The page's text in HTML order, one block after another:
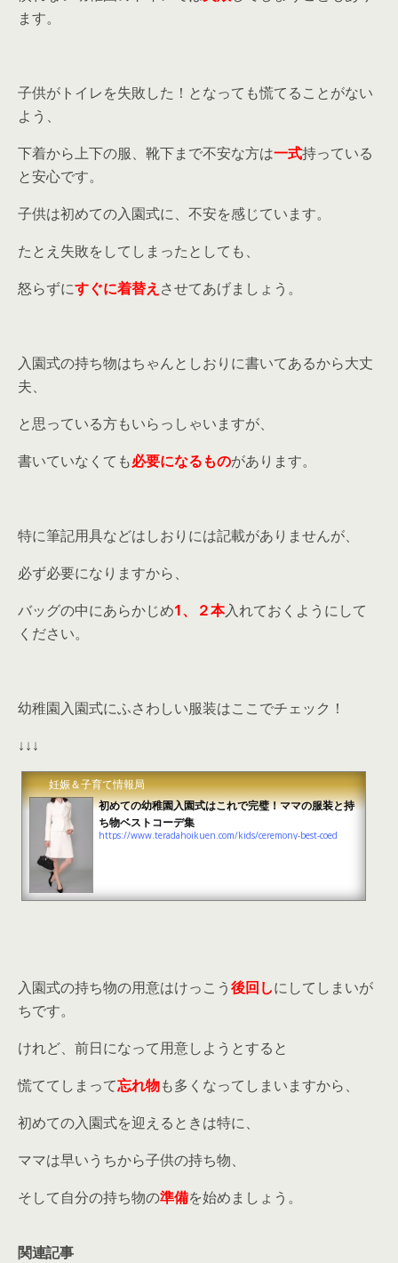
ます。
子供がトイレを失敗した！となっても慌てることがない
よう、
下着から上下の服、靴下まで不安な方は一式持っている
と安心です。
子供は初めての入園式に、不安を感じています。
たとえ失敗をしてしまったとしても、
怒らずにすぐに着替え させてあげましょう。
入園式の持ち物はちゃんとしおりに書いてあるから大丈
夫、
と思っている方もいらっしゃいますが、
書いていなくても必要になるものがあります。
特に筆記用具などはしおりには記載がありませんが、
必ず必要になりますから、
バッグの中にあらかじめ1、２本入れておくようにして
ください。
幼稚園入園式にふさわしい服装はここでチェック！
↓↓↓
妊娠＆子育て情報局
初めての幼稚園入園式はこれで完璧！ママの服装と持
ち物ベストコーデ集
https://www.teradahoikuen.com/kids/ceremony-best-coed
入園式の持ち物の用意はけっこう後回しにしてしまいが
ちです。
けれど、前日になって用意しようとすると
慌ててしまって忘れ物も多くなってしまいますから、
初めての入園式を迎えるときは特に、
ママは早いうちから子供の持ち物、
そして自分の持ち物の準備を始めましょう。
関連記事